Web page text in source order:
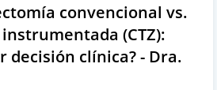
convencional vs.
(CTZ):
decisión clínica? - Dra.